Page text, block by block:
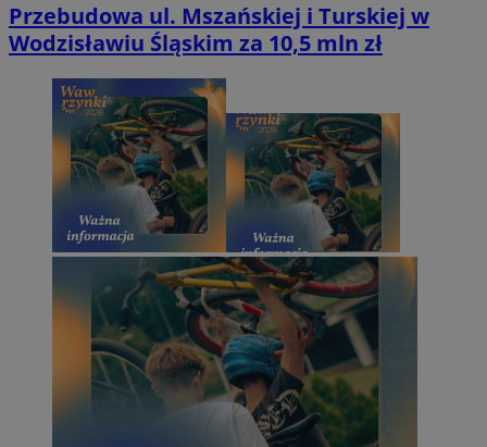
Przebudowa ul. Mszańskiej i Turskiej w
Wodzisławiu Śląskim za 10,5 mln zł